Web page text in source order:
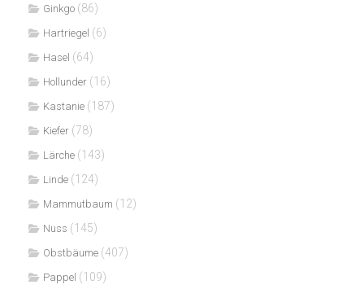
Ginkgo (86)
Hartriegel (6)
Hasel (64)
Hollunder (16)
Kastanie (187)
Kiefer (78)
Lärche (143)
Linde (124)
Mammutbaum (12)
Nuss (145)
Obstbäume (407)
Pappel (109)